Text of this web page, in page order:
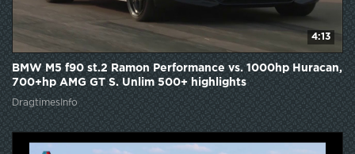
4:13
BMW M5 f90 st.2 Ramon Performance vs. 1000hp Huracan,
700+hp AMG GT S. Unlim 500+ highlights
DragtimesInfo